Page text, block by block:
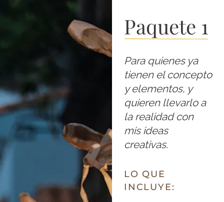
Paquete 1
Para quienes ya
tienen el concepto
y elementos, y
quieren llevarlo a
la realidad con
mis ideas
creativas.
LO QUE
INCLUYE: